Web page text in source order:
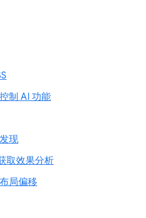
制 AI 功能
现
取效果分析
局偏移